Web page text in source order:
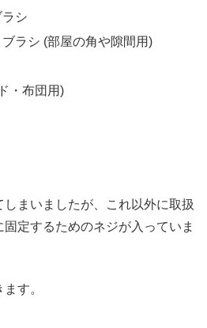
シ
ラシ (部屋の角や隙間用)
・布団用)
まいましたが、これ以外に取扱
定するためのネジが入っていま
す。